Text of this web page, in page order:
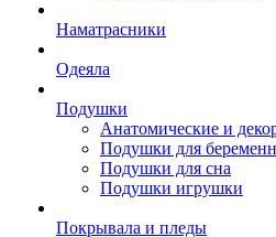
Наматрасники
Одеяла
Подушки
Анатомические и
Подушки для
Подушки для сна
Подушки игрушки
Покрывала и пледы